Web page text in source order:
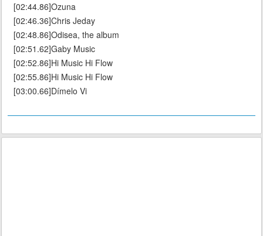
[02:44.86]Ozuna
[02:46.36]Chris Jeday
[02:48.86]Odisea, the album
[02:51.62]Gaby Music
[02:52.86]Hi Music Hi Flow
[02:55.86]Hi Music Hi Flow
[03:00.66]Dímelo Vi